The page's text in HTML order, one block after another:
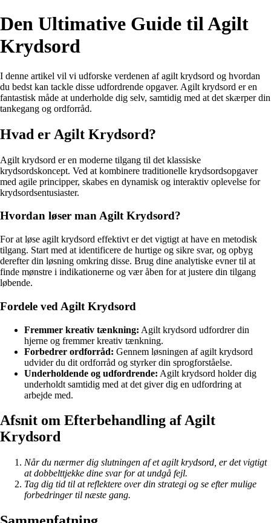
Den Ultimative Guide til Agilt
Krydsord
I denne artikel vil vi udforske verdenen af agilt krydsord og hvordan
du bedst kan tackle disse udfordrende opgaver. Agilt krydsord er en
fantastisk måde at underholde dig selv, samtidig med at det skærper din
tankegang og ordforråd.
Hvad er Agilt Krydsord?
Agilt krydsord er en moderne tilgang til det klassiske
krydsordskoncept. Ved at kombinere traditionelle krydsordsopgaver
med agile principper, skabes en dynamisk og interaktiv oplevelse for
krydsordsentusiaster.
Hvordan løser man Agilt Krydsord?
For at løse agilt krydsord effektivt er det vigtigt at have en metodisk
tilgang. Start med at identificere de hurtige og sikre svar, og opbyg
derefter din løsning omkring disse. Brug dine analytiske evner til at
finde mønstre i indikationerne og vær åben for at justere din tilgang
løbende.
Fordele ved Agilt Krydsord
Fremmer kreativ tænkning: Agilt krydsord udfordrer din
hjerne og fremmer kreativ tænkning.
Forbedrer ordforråd: Gennem løsningen af agilt krydsord
udvider du dit ordforråd og styrker din sprogforståelse.
Underholdende og udfordrende: Agilt krydsord holder dig
underholdt samtidig med at det giver dig en udfordring at
arbejde med.
Afsnit om Efterbehandling af Agilt
Krydsord
Når du nærmer dig slutningen af et agilt krydsord, er det vigtigt
at dobbelttjekke dine svar for at undgå fejl.
Tag dig tid til at reflektere over din strategi og se efter mulige
forbedringer til næste gang.